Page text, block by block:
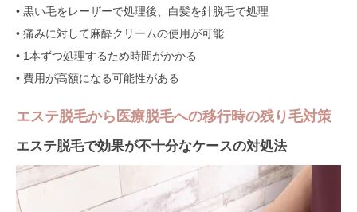
• 黒い毛をレーザーで処理後、白髪を針脱毛で処理
• 痛みに対して麻酔クリームの使用が可能
• 1本ずつ処理するため時間がかかる
• 費用が高額になる可能性がある
エステ脱毛から医療脱毛への移行時の残り毛対策
エステ脱毛で効果が不十分なケースの対処法